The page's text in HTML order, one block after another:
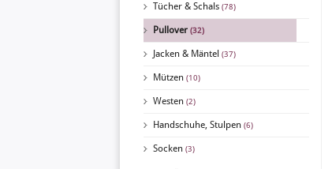
Tücher & Schals (78)
Pullover (32)
Jacken & Mäntel (37)
Mützen (10)
Westen (2)
Handschuhe, Stulpen (6)
Socken (3)